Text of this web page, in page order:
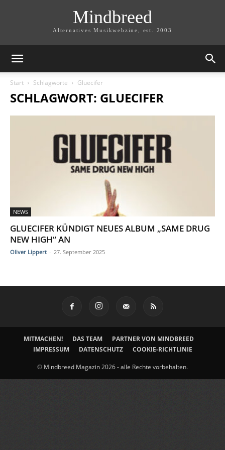
Mindbreed
Alternatives Musikwebzine, est. 2003
Start Schlagworte Gluecifer
SCHLAGWORT: GLUECIFER
NEWS
GLUECIFER KÜNDIGT NEUES ALBUM „SAME DRUG
NEW HIGH“ AN
Oliver Lippert - 27. September 2025
MITMACHEN! DAS TEAM
PARTNER VON MINDBREED
IMPRESSUM
DATENSCHUTZ COOKIE-RICHTLINIE
© Mindbreed Magazin 2026 - alle Rechte vorbehalten.